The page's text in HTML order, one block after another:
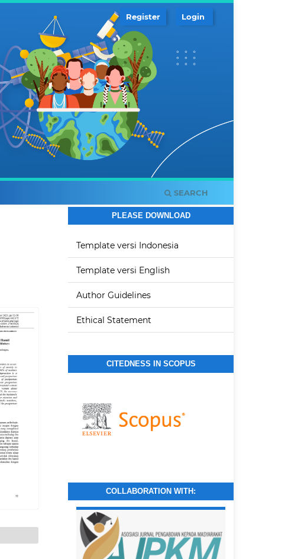
SEARCH
Register Login
PLEASE DOWNLOAD
Template versi Indonesia
Template versi English
Author Guidelines
Ethical Statement
CITEDNESS IN SCOPUS
COLLABORATION WITH: